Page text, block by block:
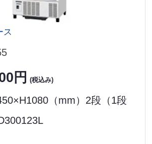
ス
円 (税込み)
（mm）2段（1段